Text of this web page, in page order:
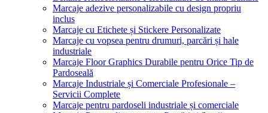
Marcaje adezive personalizabile cu design propriu
inclus
Marcaje cu Etichete și Stickere Personalizate
Marcaje cu vopsea pentru drumuri, parcări și hale
industriale
Marcaje Floor Graphics Durabile pentru Orice Tip de
Pardoseală
Marcaje Industriale și Comerciale Profesionale –
Servicii Complete
Marcaje pentru pardoseli industriale și comerciale